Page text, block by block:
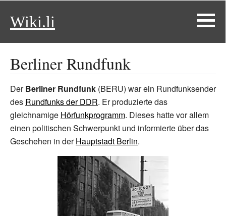
Wiki.li
Berliner Rundfunk
DerBerliner Rundfunk (BERU) war ein Rundfunksender
des Rundfunks der DDR. Er produzierte das
gleichnamige Hörfunkprogramm. Dieses hatte vor allem
einen politischen Schwerpunkt und informierte über das
Geschehen in derHauptstadt Berlin.